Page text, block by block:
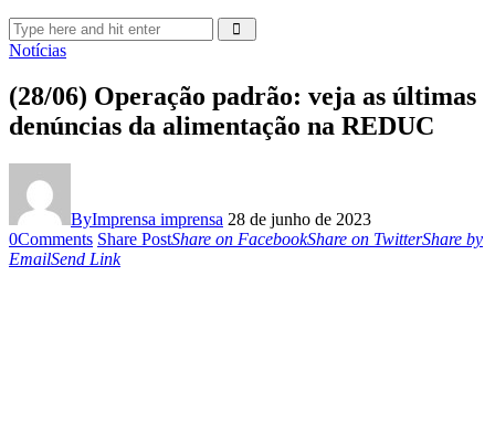
Notícias
(28/06) Operação padrão: veja as últimas
denúncias da alimentação na REDUC
ByImprensa imprensa 28 de junho de 2023
0Comments Share PostShare on FacebookShare on TwitterShare by
EmailSend Link